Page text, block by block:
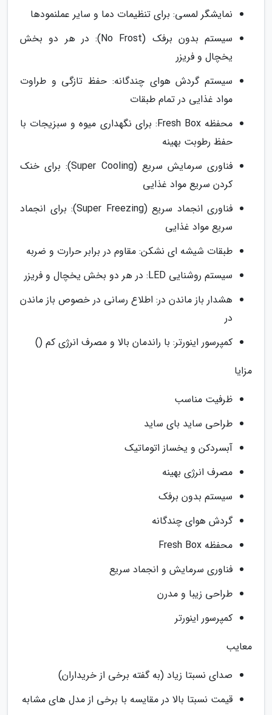
نمایشگر لمسی: برای تنظیمات دما و سایر عملنمودها
سیستم بدون برفک (No Frost): در هر دو بخش
یخچال و فریزر
سیستم گردش هوای چندگانه: حفظ تازگی و طراوت
مواد غذایی در تمام طبقات
محفظه Fresh Box: برای نگهداری میوه و سبزیجات با
حفظ رطوبت بهینه
فناوری سرمایش سریع (Super Cooling): برای خنک
کردن سریع مواد غذایی
فناوری انجماد سریع (Super Freezing): برای انجماد
سریع مواد غذایی
طبقات شیشه ای نشکن: مقاوم در برابر حرارت و ضربه
سیستم روشنایی LED: در هر دو بخش یخچال و فریزر
هشدار باز ماندن در: اطلاع رسانی در خصوص باز ماندن
در
کمپرسور اینورتر: با راندمان بالا و مصرف انرژی کم ()
مزایا
ظرفیت مناسب
طراحی ساید بای ساید
آبسردکن و یخساز اتوماتیک
مصرف انرژی بهینه
سیستم بدون برفک
گردش هوای چندگانه
محفظه Fresh Box
فناوری سرمایش و انجماد سریع
طراحی زیبا و مدرن
کمپرسور اینورتر
معایب
صدای نسبتا زیاد (به گفته برخی از خریداران)
قیمت نسبتا بالا در مقایسه با برخی از مدل های مشابه